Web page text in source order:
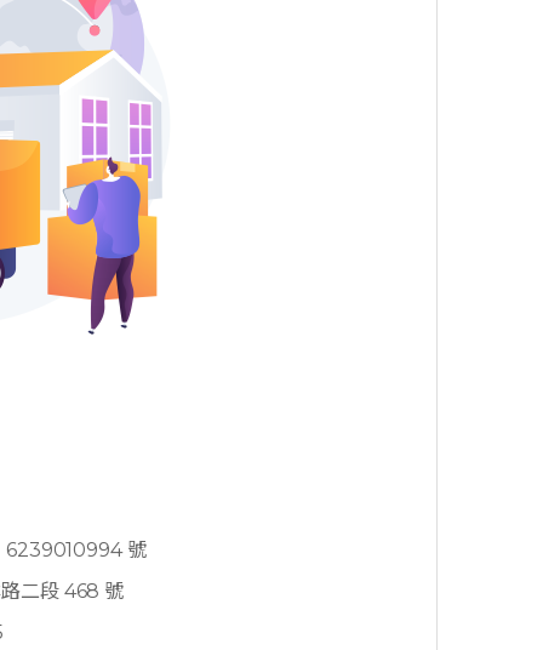
6239010994 號
二段 468 號